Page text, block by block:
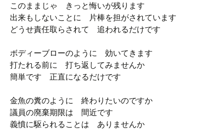
このままじゃ きっと悔いが残ります
出来もしないことに 片棒を担がされています
どうせ責任取らされて 追われるだけです
ボディーブローのように 効いてきます
打たれる前に 打ち返してみませんか
簡単です 正直になるだけです
金魚の糞のように 終わりたいのですか
議員の廃棄期限は 間近です
義憤に駆られることは ありませんか